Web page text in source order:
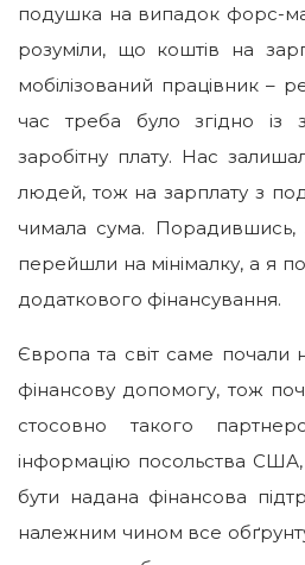
подушка на випадок форс-
розуміли, що коштів на
мобілізований працівник –
час треба було згідно із
заробітну плату. Нас
людей, тож на зарплату з
чимала сума. Порадившись,
перейшли на мінімалку, а я
додаткового фінансування.
Європа та світ саме почали
фінансову допомогу, тож
стосовно такого
інформацію посольства
бути надана фінансова
належним чином все